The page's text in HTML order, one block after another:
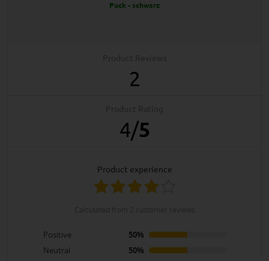
Puck - schwarz
2
4/5
product experience
Positive
50%
Neutral
50%